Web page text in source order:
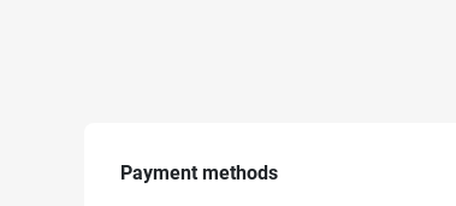
Payment methods